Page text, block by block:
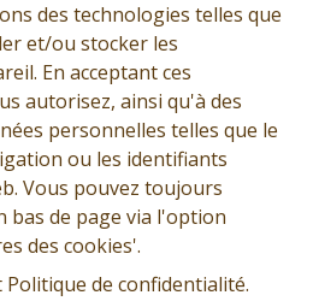
des technologies telles que
et/ou stocker les
En acceptant ces
autorisez, ainsi qu'à des
personnelles telles que le
ou les identifiants
Vous pouvez toujours
bas de page via l'option
des cookies'.
Politique de confidentialité.
(0)65 31 96 96
239 m² 544 m²
euros, frais d'agence non